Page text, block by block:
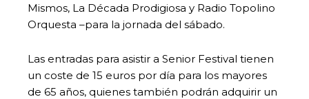
Mismos, La Década Prodigiosa y Radio Topolino
Orquesta –para la jornada del sábado.
Las entradas para asistir a Senior Festival tienen
un coste de 15 euros por día para los mayores
de 65 años, quienes también podrán adquirir un